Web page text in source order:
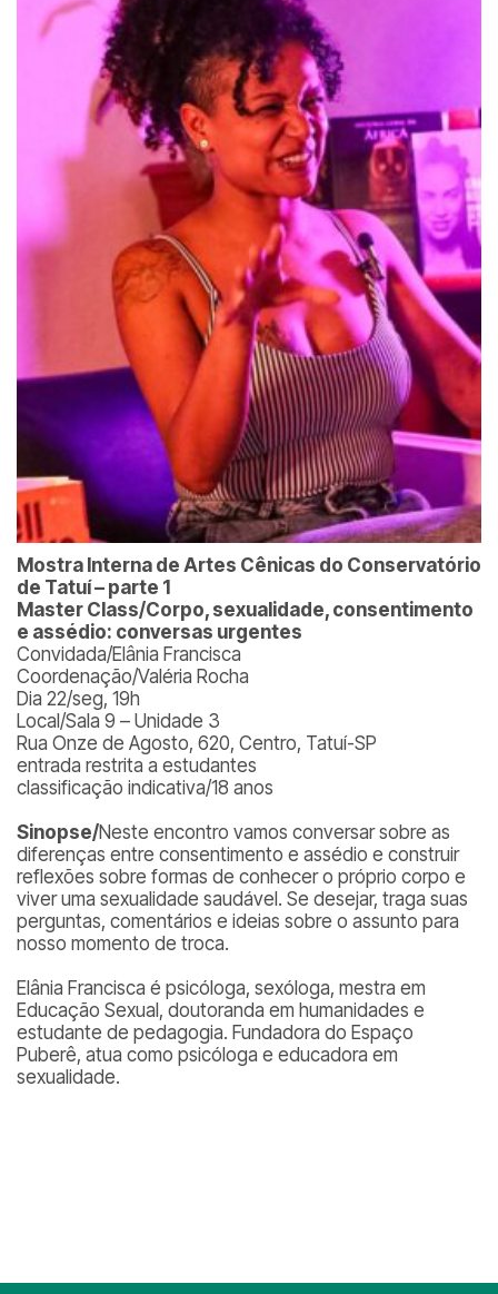
Mostra Interna de Artes Cênicas do Conservatório
de Tatuí – parte 1
Master Class/Corpo, sexualidade, consentimento
e assédio: conversas urgentes
Convidada/Elânia Francisca
Coordenação/Valéria Rocha
Dia 22/seg, 19h
Local/Sala 9 – Unidade 3
Rua Onze de Agosto, 620, Centro, Tatuí-SP
entrada restrita a estudantes
classificação indicativa/18 anos
Sinopse/Neste encontro vamos conversar sobre as
diferenças entre consentimento e assédio e construir
reflexões sobre formas de conhecer o próprio corpo e
viver uma sexualidade saudável. Se desejar, traga suas
perguntas, comentários e ideias sobre o assunto para
nosso momento de troca.
Elânia Francisca é psicóloga, sexóloga, mestra em
Educação Sexual, doutoranda em humanidades e
estudante de pedagogia. Fundadora do Espaço
Puberê, atua como psicóloga e educadora em
sexualidade.